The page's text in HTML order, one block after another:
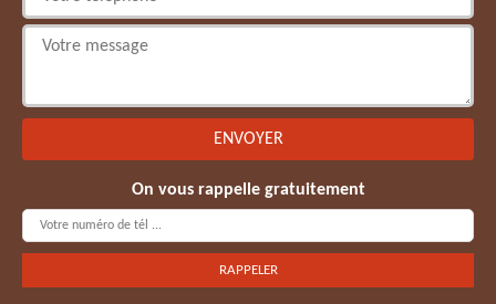
On vous rappelle gratuitement